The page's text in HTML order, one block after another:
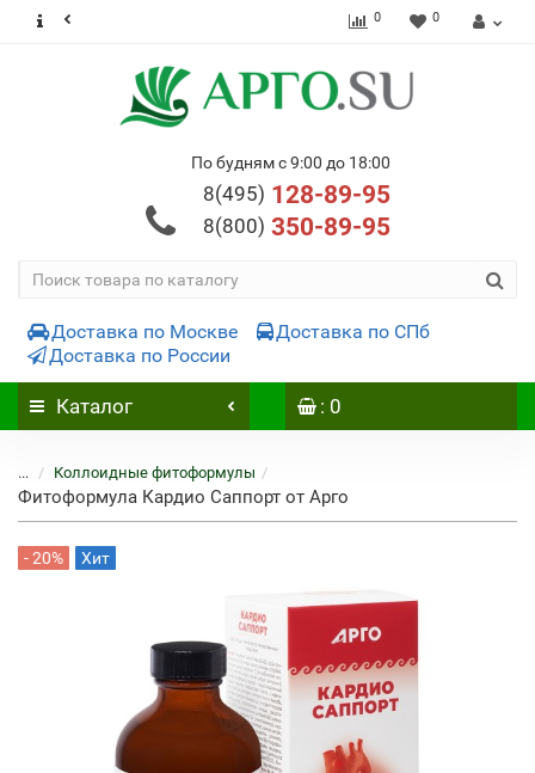
0 0
По будням с 9:00 до 18:00
8(495) 128-89-95
8(800) 350-89-95
Доставка по Москве
Доставка по СПб
Доставка по России
Каталог : 0
... Коллоидные фитоформулы
Фитоформула Кардио Саппорт от Арго
- 20% Хит